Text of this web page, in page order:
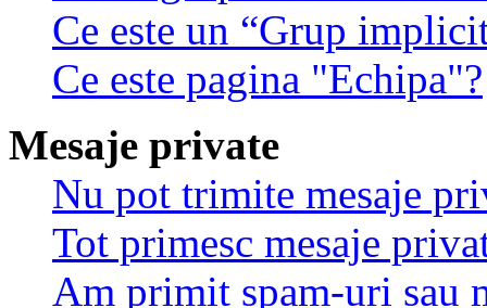
Ce este un “Grup
Ce este pagina "Echipa"?
Mesaje private
Nu pot trimite mesaje
Tot primesc mesaje
Am primit spam-uri sau